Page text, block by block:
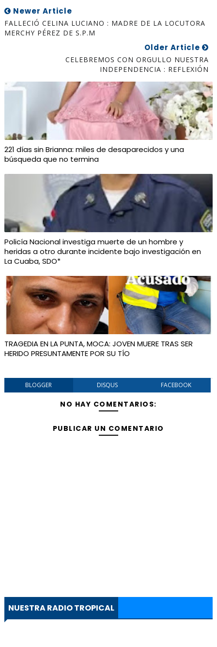
Newer Article
FALLECIÓ CELINA LUCIANO : MADRE DE LA LOCUTORA
MERCHY PÉREZ DE S.P.M
Older Article
CELEBREMOS CON ORGULLO NUESTRA
INDEPENDENCIA : REFLEXIÓN
221 días sin Brianna: miles de desaparecidos y una
búsqueda que no termina
Policía Nacional investiga muerte de un hombre y
heridas a otro durante incidente bajo investigación en
La Cuaba, SDO*
TRAGEDIA EN LA PUNTA, MOCA: JOVEN MUERE TRAS SER
HERIDO PRESUNTAMENTE POR SU TÍO
BLOGGER DISQUS FACEBOOK
NO HAY COMENTARIOS:
PUBLICAR UN COMENTARIO
NUESTRA RADIO TROPICAL